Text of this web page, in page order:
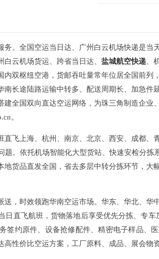
。全国空运当日达、广州白云机场快递是当
云机场货运、跨省当日达、 盐城航空快递 、
双枢纽空港，货邮吞吐量常年位居全国前列
长途陆路运输中转多、配送周期长、加急件
全国双向直达空运网络，为珠三角制造企业
。
直飞上海、杭州、南京、北京、西安、成都、
题。依托机场智能化大型货站、快速安检分
货品直发全国，省去多层中转分拣环节，大
，时效领跑华南空运市场。华东、华北、华
日直飞航班，货物落地后享受优先分拣、专车
签约原件、设备抢修配件、精密电子样品、
性价比空运方案，工厂原料、成品、展会物